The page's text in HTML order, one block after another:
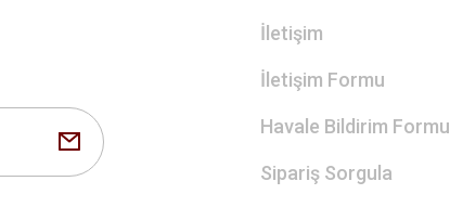
İletişim
İletişim Formu
Havale Bildirim Formu
Sipariş Sorgula